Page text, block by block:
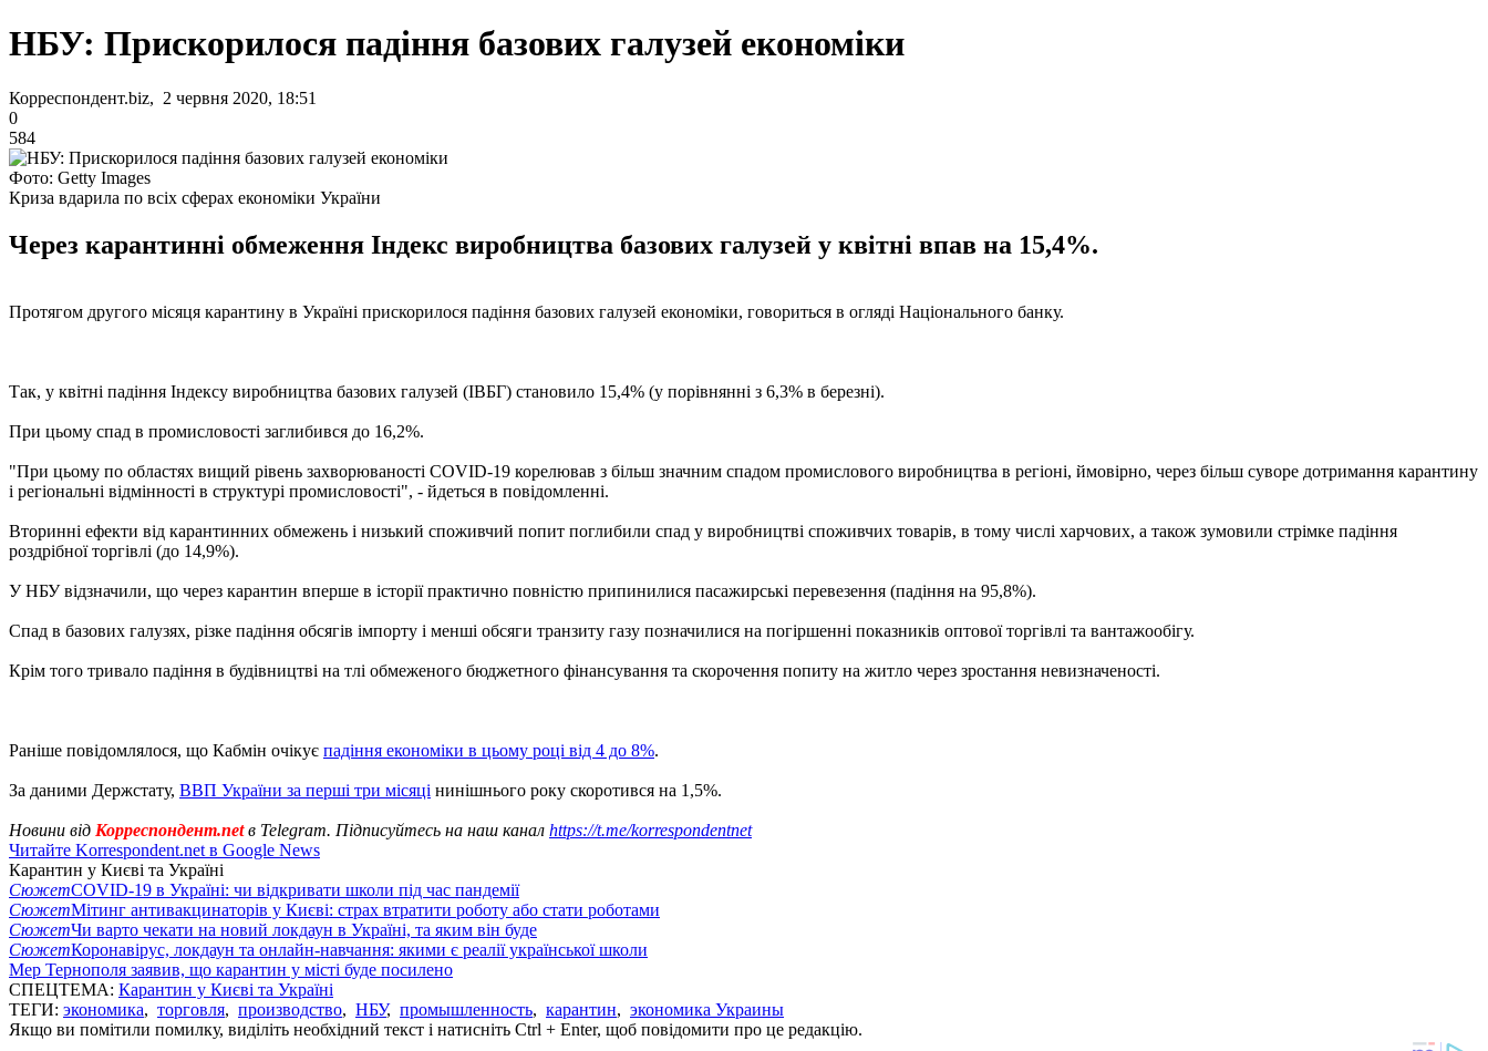
НБУ: Прискорилося падіння базових галузей економіки
Корреспондент.biz, 2 червня 2020, 18:51
0
584
Фото: Getty Images
Криза вдарила по всіх сферах економіки України
Через карантинні обмеження Індекс виробництва базових галузей у квітні впав на 15,4%.
Протягом другого місяця карантину в Україні прискорилося падіння базових галузей економіки, говориться в огляді Національного банку.
Так, у квітні падіння Індексу виробництва базових галузей (ІВБГ) становило 15,4% (у порівнянні з 6,3% в березні).
При цьому спад в промисловості заглибився до 16,2%.
"При цьому по областях вищий рівень захворюваності COVID-19 корелював з більш значним спадом промислового виробництва в регіоні, ймовірно, через більш суворе дотримання карантину
і регіональні відмінності в структурі промисловості", - йдеться в повідомленні.
Вторинні ефекти від карантинних обмежень і низький споживчий попит поглибили спад у виробництві споживчих товарів, в тому числі харчових, а також зумовили стрімке падіння
роздрібної торгівлі (до 14,9%).
У НБУ відзначили, що через карантин вперше в історії практично повністю припинилися пасажирські перевезення (падіння на 95,8%).
Спад в базових галузях, різке падіння обсягів імпорту і менші обсяги транзиту газу позначилися на погіршенні показників оптової торгівлі та вантажообігу.
Крім того тривало падіння в будівництві на тлі обмеженого бюджетного фінансування та скорочення попиту на житло через зростання невизначеності.
Раніше повідомлялося, що Кабмін очікує падіння економіки в цьому році від 4 до 8%.
За даними Держстату, ВВП України за перші три місяці нинішнього року скоротився на 1,5%.
Новини від Корреспондент.netв Telegram. Підписуйтесь на наш канал https://t.me/korrespondentnet
Читайте Korrespondent.net в Google News
Карантин у Києві та Україні
СюжетCOVID-19 в Україні: чи відкривати школи під час пандемії
СюжетМітинг антивакцинаторів у Києві: страх втратити роботу або стати роботами
СюжетЧи варто чекати на новий локдаун в Україні, та яким він буде
СюжетКоронавірус, локдаун та онлайн-навчання: якими є реалії української школи
Мер Тернополя заявив, що карантин у місті буде посилено
СПЕЦТЕМА: Карантин у Києві та Україні
ТЕГИ: экономика, торговля, производство, НБУ, промышленность, карантин, экономика Украины
Якщо ви помітили помилку, виділіть необхідний текст і натисніть Ctrl + Enter, щоб повідомити про це редакцію.